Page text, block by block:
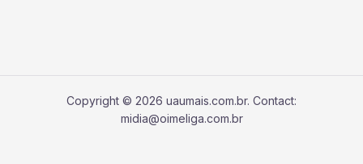
Copyright © 2026 uaumais.com.br. Contact:
midia@oimeliga.com.br